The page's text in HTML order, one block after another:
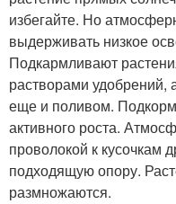
избегайте. Но
выдерживать низкое
Подкармливают
растворами
еще и поливом.
активного роста.
проволокой к
подходящую опору.
размножаются.